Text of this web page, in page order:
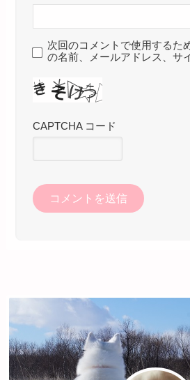
次回のコメントで使用するた
の名前、メールアドレス、サ
CAPTCHA コード